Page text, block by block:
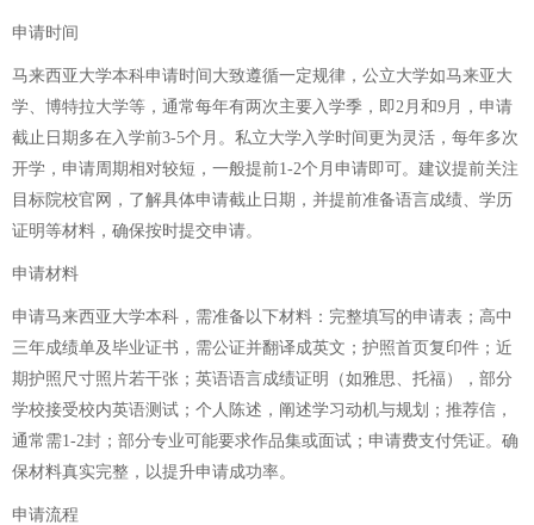
申请时间
马来西亚大学本科申请时间大致遵循一定规律，公立大学如马来亚大
学、博特拉大学等，通常每年有两次主要入学季，即2月和9月，申请
截止日期多在入学前3-5个月。私立大学入学时间更为灵活，每年多次
开学，申请周期相对较短，一般提前1-2个月申请即可。建议提前关注
目标院校官网，了解具体申请截止日期，并提前准备语言成绩、学历
证明等材料，确保按时提交申请。
申请材料
申请马来西亚大学本科，需准备以下材料：完整填写的申请表；高中
三年成绩单及毕业证书，需公证并翻译成英文；护照首页复印件；近
期护照尺寸照片若干张；英语语言成绩证明（如雅思、托福），部分
学校接受校内英语测试；个人陈述，阐述学习动机与规划；推荐信，
通常需1-2封；部分专业可能要求作品集或面试；申请费支付凭证。确
保材料真实完整，以提升申请成功率。
申请流程